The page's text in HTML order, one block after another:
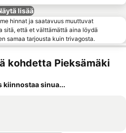
lisää
hinnat ja saatavuus muuttuvat
sitä, että et välttämättä aina löydä
samaa tarjousta kuin trivagosta.
kohdetta Pieksämäki
kiinnostaa sinua...